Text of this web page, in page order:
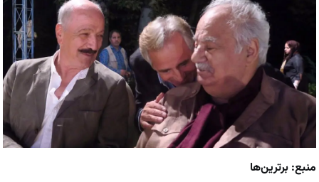
منبع: برترین‌ها